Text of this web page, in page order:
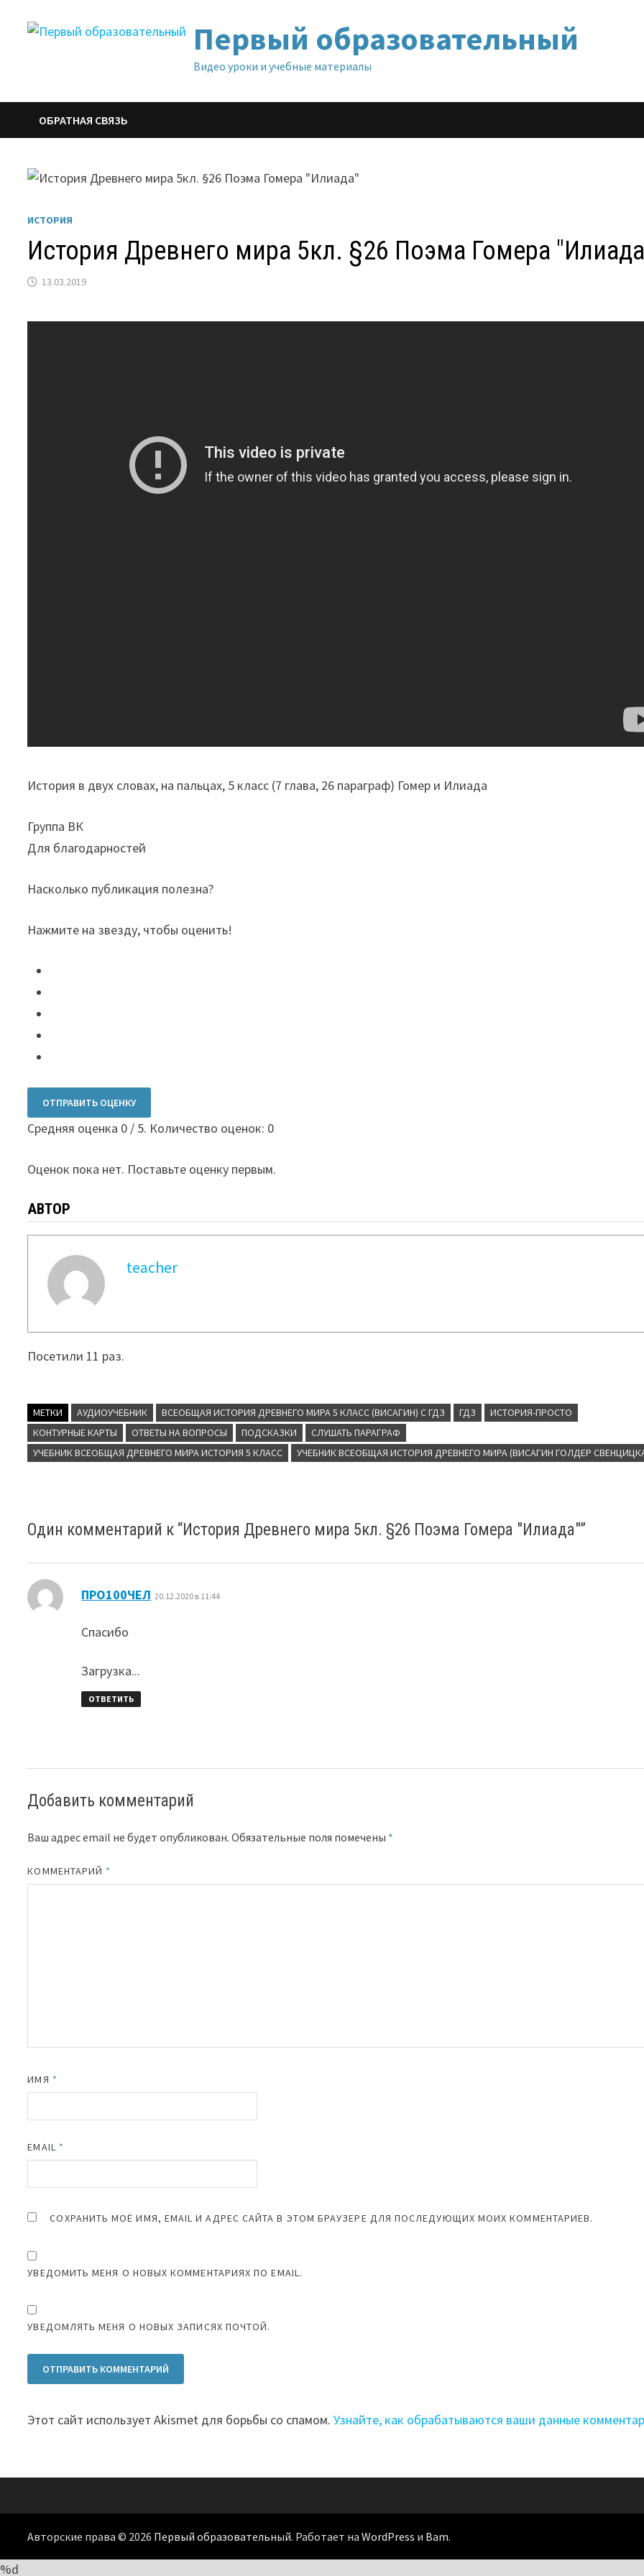
Первый образовательный
Видео уроки и учебные материалы
ОБРАТНАЯ СВЯЗЬ
ИСТОРИЯ
История Древнего мира 5кл. §26 Поэма Гомера
13.03.2019
История в двух словах, на пальцах, 5 класс (7 глава, 26 параграф) Гомер и Илиада
Группа ВК
Для благодарностей
Насколько публикация полезна?
Нажмите на звезду, чтобы оценить!
ОТПРАВИТЬ ОЦЕНКУ
Средняя оценка 0 / 5. Количество оценок: 0
Оценок пока нет. Поставьте оценку первым.
АВТОР
teacher
Посетили 11 раз.
МЕТКИ АУДИОУЧЕБНИК ВСЕОБЩАЯ ИСТОРИЯ ДРЕВНЕГО МИРА 5 КЛАСС (ВИСАГИН) С ГДЗ ГДЗ
ИСТОРИЯ-ПРОСТО
КОНТУРНЫЕ КАРТЫ
ОТВЕТЫ НА ВОПРОСЫ ПОДСКАЗКИ
СЛУШАТЬ ПАРАГРАФ
УЧЕБНИК ВСЕОБЩАЯ ДРЕВНЕГО МИРА ИСТОРИЯ 5 КЛАСС
УЧЕБНИК ВСЕОБЩАЯ ИСТОРИЯ ДРЕВНЕГО МИРА (ВИСАГИН ГОЛДЕР
Один комментарий к “История Древнего мира 5кл. §26 Поэма Гомера "Илиада"”
ПРО100ЧЕЛ 20.12.2020 в 11:44
Спасибо
Загрузка...
ОТВЕТИТЬ
Добавить комментарий
Ваш адрес email не будет опубликован. Обязательные поля помечены *
КОММЕНТАРИЙ *
ИМЯ *
EMAIL *
СОХРАНИТЬ МОЁ ИМЯ, EMAIL И АДРЕС САЙТА В ЭТОМ БРАУЗЕРЕ ДЛЯ ПОСЛЕДУЮЩИХ МОИХ КОММЕНТАРИЕВ.
УВЕДОМИТЬ МЕНЯ О НОВЫХ КОММЕНТАРИЯХ ПО EMAIL.
УВЕДОМЛЯТЬ МЕНЯ О НОВЫХ ЗАПИСЯХ ПОЧТОЙ.
Этот сайт использует Akismet для борьбы со спамом.Узнайте, как обрабатываются ваши данные
Авторские права © 2026 Первый образовательный. Работает наWordPress и Bam.
%d